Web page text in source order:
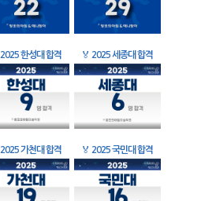
2025 한성대 합격 🏅 2025 세종대 합격
2025 가천대 합격 🏅 2025 국민대 합격